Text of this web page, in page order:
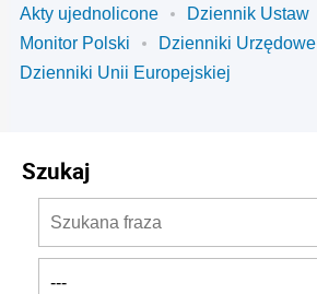
Akty ujednolicone
Dziennik Ustaw
Monitor Polski
Dzienniki Urzędowe
Dzienniki Unii Europejskiej
Szukaj